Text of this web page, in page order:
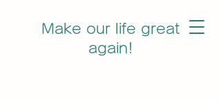
Make our life great
again!